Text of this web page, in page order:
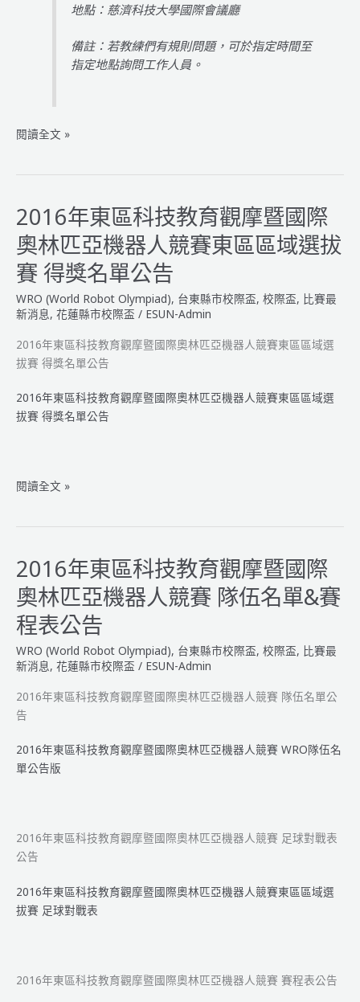
地點：慈濟科技大學國際會議廳
備註：若教練們有規則問題，可於指定時間至
指定地點詢問工作人員。
2017
科
技
教
育
觀
摩
暨
際
奧
林
匹
人
區
區
域
選
拔
賽
簡
閱讀全文 »
2016年東區科技教育觀摩暨國際
奧林匹亞機器人競賽東區區域選拔
賽 得獎名單公告
WRO (World Robot Olympiad), 台東縣市校際盃, 校際盃, 比賽最
新消息, 花蓮縣市校際盃 / ESUN-Admin
2016年東區科技教育觀摩暨國際奧林匹亞機器人競賽東區區域選
拔賽 得獎名單公告
2016年東區科技教育觀摩暨國際奧林匹亞機器人競賽東區區域選
拔賽 得獎名單公告
2016
科
技
教
育
觀
摩
暨
際
奧
林
匹
人
競
東
區
拔
閱讀全文 »
2016年東區科技教育觀摩暨國際
奧林匹亞機器人競賽 隊伍名單&賽
程表公告
WRO (World Robot Olympiad), 台東縣市校際盃, 校際盃, 比賽最
新消息, 花蓮縣市校際盃 / ESUN-Admin
2016年東區科技教育觀摩暨國際奧林匹亞機器人競賽 隊伍名單公
告
2016年東區科技教育觀摩暨國際奧林匹亞機器人競賽 WRO隊伍名
單公告版
2016年東區科技教育觀摩暨國際奧林匹亞機器人競賽 足球對戰表
公告
2016年東區科技教育觀摩暨國際奧林匹亞機器人競賽東區區域選
拔賽 足球對戰表
2016年東區科技教育觀摩暨國際奧林匹亞機器人競賽 賽程表公告